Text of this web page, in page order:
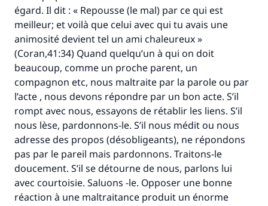
égard. Il dit : « Repousse (le mal) par ce qui est
meilleur; et voilà que celui avec qui tu avais une
animosité devient tel un ami chaleureux »
(Coran,41:34) Quand quelqu’un à qui on doit
beaucoup, comme un proche parent, un
compagnon etc, nous maltraite par la parole ou par
l’acte , nous devons répondre par un bon acte. S’il
rompt avec nous, essayons de rétablir les liens. S’il
nous lèse, pardonnons-le. S’il nous médit ou nous
adresse des propos (désobligeants), ne répondons
pas par le pareil mais pardonnons. Traitons-le
doucement. S’il se détourne de nous, parlons lui
avec courtoisie. Saluons -le. Opposer une bonne
réaction à une maltraitance produit un énorme